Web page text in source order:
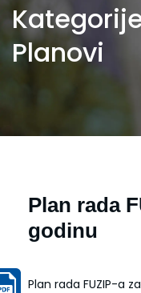
Planovi
Plan rada
godinu
Plan rada FUZIP-a